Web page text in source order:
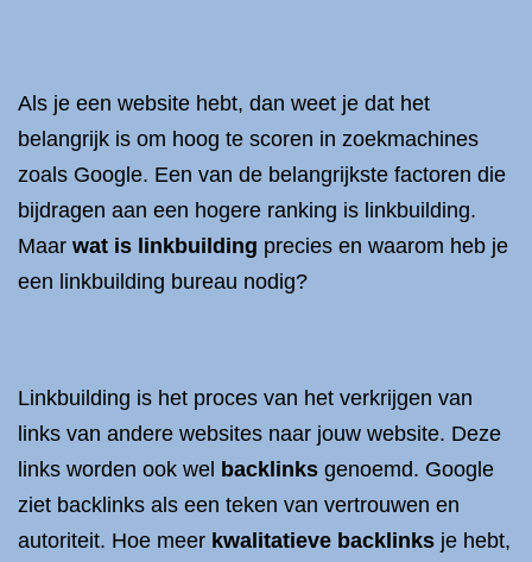
Als je een website hebt, dan weet je dat het
belangrijk is om hoog te scoren in zoekmachines
zoals Google. Een van de belangrijkste factoren die
bijdragen aan een hogere ranking is linkbuilding.
Maar wat is linkbuilding precies en waarom heb je
een linkbuilding bureau nodig?
Linkbuilding is het proces van het verkrijgen van
links van andere websites naar jouw website. Deze
links worden ook wel backlinks genoemd. Google
ziet backlinks als een teken van vertrouwen en
autoriteit. Hoe meer kwalitatieve backlinks je hebt,